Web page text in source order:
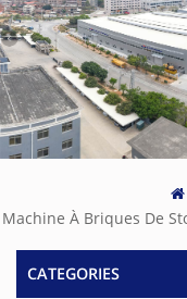
Machine À Briques De
CATEGORIES